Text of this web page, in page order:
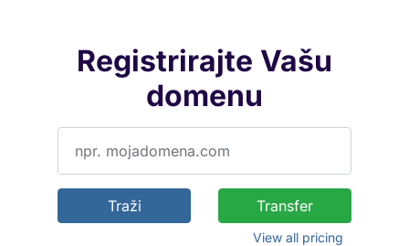
Registrirajte Vašu
domenu
Traži Transfer
View all pricing